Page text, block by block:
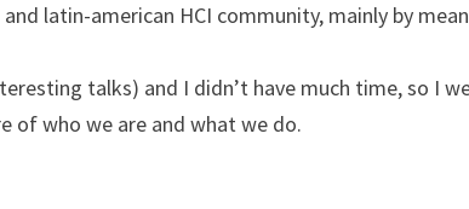
latin-american HCI community, mainly by
talks) and I didn’t have much time, so I
who we are and what we do.